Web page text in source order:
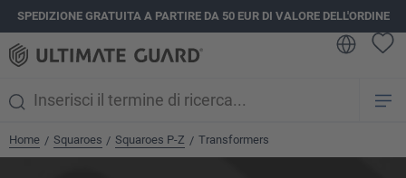
principale
SPEDIZIONE GRATUITA A PARTIRE DA 50 EUR DI VALORE DELL'ORDINE
Home / Squaroes / Squaroes P-Z / Transformers